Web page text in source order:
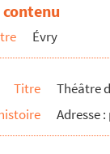
Évry
Titre
Théâtre
Adresse